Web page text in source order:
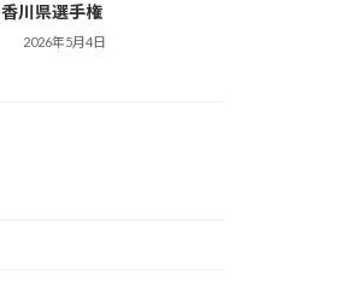
香川県選手権
2026年5月4日